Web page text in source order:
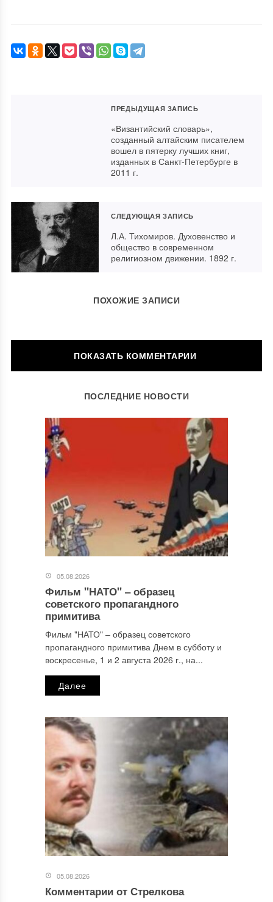
ПРЕДЫДУЩАЯ ЗАПИСЬ
«Византийский словарь»,
созданный алтайским писателем
вошел в пятерку лучших книг,
изданных в Санкт-Петербурге в
2011 г.
СЛЕДУЮЩАЯ ЗАПИСЬ
Л.А. Тихомиров. Духовенство и
общество в современном
религиозном движении. 1892 г.
ПОХОЖИЕ ЗАПИСИ
ОСТАВИТЬ КОММЕНТАРИЙ
Ваш адрес email не будет опубликован. Обязательные поля
Комментарий*
Этот сайт использует Akismet для борьбы со спамом.
Узнайте, как обрабатываются ваши данные комментариев
персональных данных.
ПОСЛЕДНИЕ НОВОСТИ
05.08.2026
Фильм "НАТО" ‒ образец
советского пропагандного
примитива
Фильм "НАТО" ‒ образец советского
пропагандного примитива Днем в субботу и
воскресенье, 1 и 2 августа 2026 г., на...
Далее
05.08.2026
Комментарии от Стрелкова